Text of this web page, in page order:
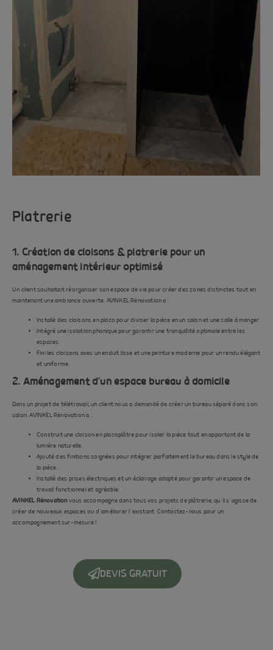
Platrerie
1. Création de cloisons & platrerie pour un
aménagement intérieur optimisé
Un client souhaitait réorganiser son espace de vie pour créer des zones distinctes tout en
maintenant une ambiance ouverte. AVINKEL Rénovation a :
Installé des cloisons en placo pour diviser la pièce en un salon et une salle à manger.
Intégré une isolation phonique pour garantir une tranquillité optimale entre les
espaces.
Fini les cloisons avec un enduit lisse et une peinture moderne pour un rendu élégant
et uniforme.
2. Aménagement d’un espace bureau à domicile
Dans un projet de télétravail, un client nous a demandé de créer un bureau séparé dans son
salon. AVINKEL Rénovation a :
Construit une cloison en placoplâtre pour isoler la pièce tout en apportant de la
lumière naturelle.
Ajouté des finitions soignées pour intégrer parfaitement le bureau dans le style de
la pièce.
Installé des prises électriques et un éclairage adapté pour garantir un espace de
travail fonctionnel et agréable.
AVINKEL Rénovationvous accompagne dans tous vos projets de plâtrerie, qu’il s’agisse de
créer de nouveaux espaces ou d’améliorer l’existant. Contactez-nous pour un
accompagnement sur-mesure !
DEVIS GRATUIT